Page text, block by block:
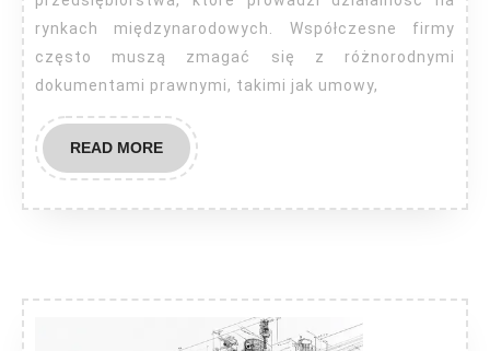
rynkach międzynarodowych. Współczesne firmy
często muszą zmagać się z różnorodnymi
dokumentami prawnymi, takimi jak umowy,
READ MOREREAD
MORE